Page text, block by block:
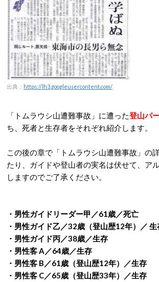
出典： https://lh3.googleusercontent.com/
「トムラウシ山遭難事故」に遭った登山パ
ち、死者と生存者をそれぞれ紹介します。
この後の章で「トムラウシ山遭難事故」の
たり、ガイドや登山者の実名は伏せて、ア
しますのでご了承ください。
・男性ガイドリーダー甲／61歳／死亡
・男性ガイド乙／32歳（登山歴12年）／ 生
・男性ガイド丙／38歳／生存
・男性客 A／64歳／生存
・男性客 B／61歳（登山歴12年）／生存
・男性客 C／65歳（登山歴33年）／生存